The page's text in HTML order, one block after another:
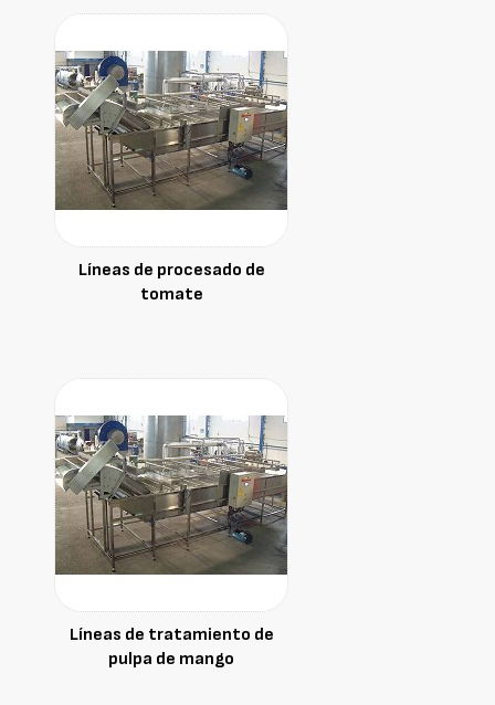
Líneas de procesado de
tomate
Líneas de tratamiento de
pulpa de mango